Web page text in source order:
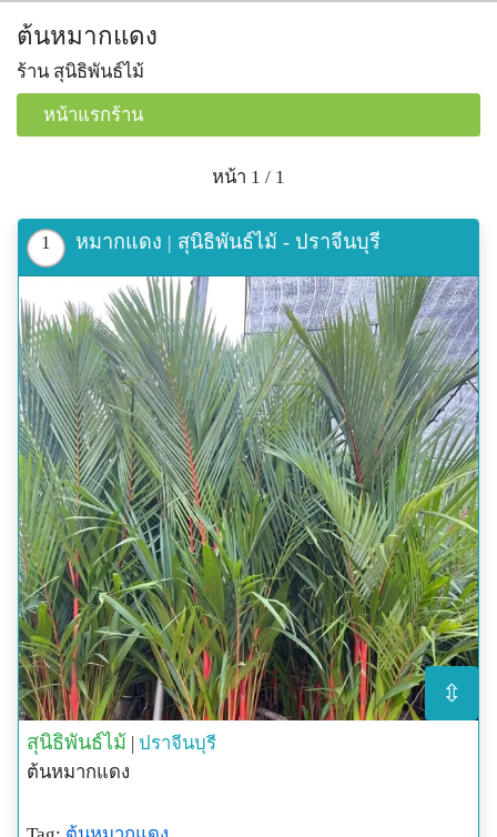
ต้นหมากแดง
ร้าน สุนิธิพันธ์ไม้
หน้าแรกร้าน
หน้า 1 / 1
1 หมากแดง | สุนิธิพันธ์ไม้ - ปราจีนบุรี
⇳
สุนิธิพันธ์ไม้ | ปราจีนบุรี
ต้นหมากแดง